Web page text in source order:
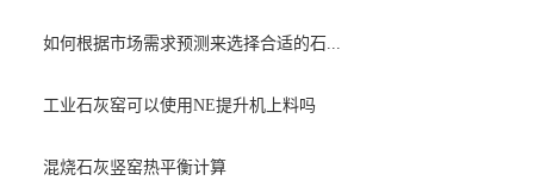
如何根据市场需求预测来选择合适的石...
工业石灰窑可以使用NE提升机上料吗
混烧石灰竖窑热平衡计算